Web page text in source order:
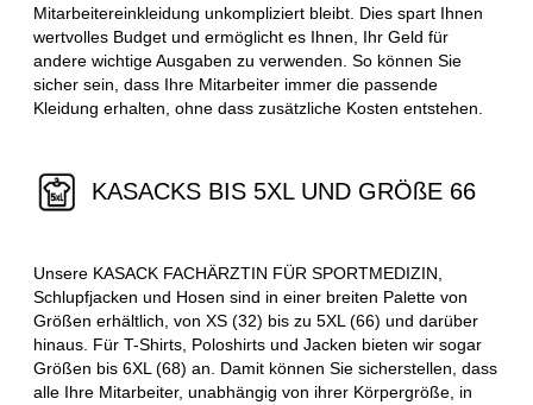
Mitarbeitereinkleidung unkompliziert bleibt. Dies spart Ihnen
wertvolles Budget und ermöglicht es Ihnen, Ihr Geld für
andere wichtige Ausgaben zu verwenden. So können Sie
sicher sein, dass Ihre Mitarbeiter immer die passende
Kleidung erhalten, ohne dass zusätzliche Kosten entstehen.
KASACKS BIS 5XL UND GRÖßE 66
Unsere KASACK FACHÄRZTIN FÜR SPORTMEDIZIN,
Schlupfjacken und Hosen sind in einer breiten Palette von
Größen erhältlich, von XS (32) bis zu 5XL (66) und darüber
hinaus. Für T-Shirts, Poloshirts und Jacken bieten wir sogar
Größen bis 6XL (68) an. Damit können Sie sicherstellen, dass
alle Ihre Mitarbeiter, unabhängig von ihrer Körpergröße, in